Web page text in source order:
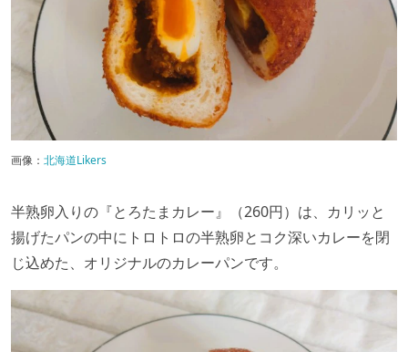
画像： 北海道Likers
半熟卵入りの『とろたまカレー』（260円）は、カリッと
揚げたパンの中にトロトロの半熟卵とコク深いカレーを閉
じ込めた、オリジナルのカレーパンです。